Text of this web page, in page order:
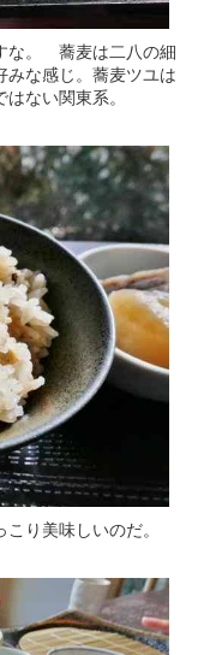
な。 蕎麦は二八の細
みな感じ。蕎麦ツユは
ない関東系。
り美味しいのだ。